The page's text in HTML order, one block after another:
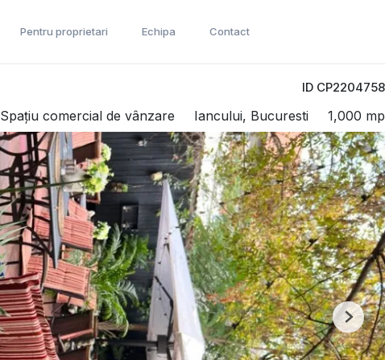
Pentru proprietari Echipa Contact
ID CP2204758
Spațiu comercial de vânzare Iancului, Bucuresti 1,000 mp
Next